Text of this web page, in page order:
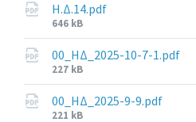
Η.Δ.14.pdf
File
size:
646 kB
00_ΗΔ_2025-10-7-1.pdf
File
size:
227 kB
00_ΗΔ_2025-9-9.pdf
File
221 kB